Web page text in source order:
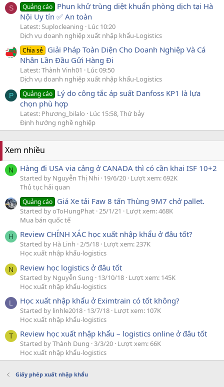
S Quảng cáo Phun khử trùng diệt khuẩn phòng dịch tại Hà
Nội Uy tín ✅ An toàn
Latest: Suplocleaning
Lúc 10:20
Dịch vụ doanh nghiệp xuất nhập khẩu-Logistics
Chia sẻ Giải Pháp Toàn Diện Cho Doanh Nghiệp Và Cá
Nhân Lần Đầu Gửi Hàng Đi
Latest: Thành Vinh01
Lúc 09:50
Dịch vụ doanh nghiệp xuất nhập khẩu-Logistics
P Quảng cáo Lý do công tắc áp suất Danfoss KP1 là lựa
chọn phù hợp
Latest: Phương_bilalo
Lúc 15:58, Thứ bảy
Định hướng nghề nghiệp
Xem nhiều
N Hàng đi USA via cảng ở CANADA thì có cần khai ISF 10+2
Started by Nguyễn Thị Nhi 19/6/20 Lượt xem: 692K
Thủ tục hải quan
Quảng cáo Giá Xe tải Faw 8 tấn Thùng 9M7 chở pallet.
Started by oToHungPhat 25/1/21
Lượt xem: 468K
Mua bán quốc tế
H Review CHÍNH XÁC học xuất nhập khẩu ở đâu tốt?
Started by Hà Linh 2/5/18 Lượt xem: 237K
Học xuất nhập khẩu-logistics
N Review học logistics ở đâu tốt
Started by Nguyễn Sung 13/10/18 Lượt xem: 145K
Học xuất nhập khẩu-logistics
L Học xuất nhập khẩu ở Eximtrain có tốt không?
Started by linhle2018 13/7/18 Lượt xem: 107K
Học xuất nhập khẩu-logistics
T Review học xuất nhập khẩu – logistics online ở đâu tốt
Started by Thành Dung 3/3/20 Lượt xem: 66K
Học xuất nhập khẩu-logistics
Giấy phép xuất nhập khẩu